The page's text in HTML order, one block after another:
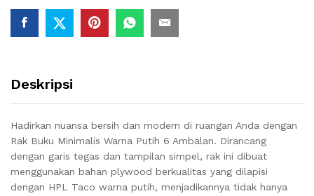
Deskripsi
Hadirkan nuansa bersih dan modern di ruangan Anda dengan
Rak Buku Minimalis Warna Putih 6 Ambalan. Dirancang
dengan garis tegas dan tampilan simpel, rak ini dibuat
menggunakan bahan plywood berkualitas yang dilapisi
dengan HPL Taco warna putih, menjadikannya tidak hanya